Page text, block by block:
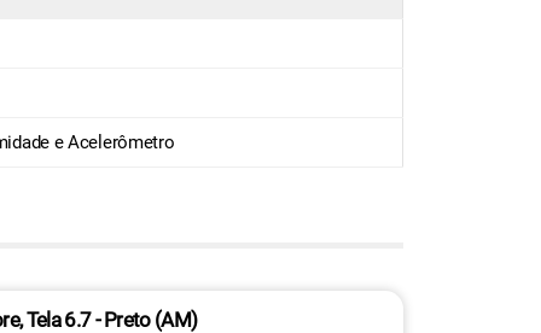
e Acelerômetro
Tela 6.7 - Preto (AM)